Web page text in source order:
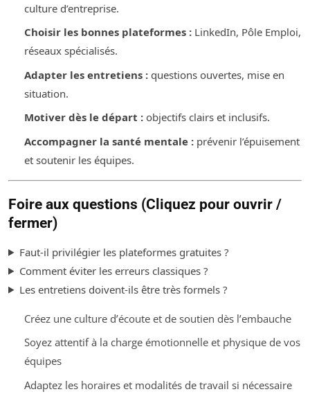
culture d’entreprise.
Choisir les bonnes plateformes :LinkedIn, Pôle Emploi,
réseaux spécialisés.
Adapter les entretiens :questions ouvertes, mise en
situation.
Motiver dès le départ :objectifs clairs et inclusifs.
Accompagner la santé mentale :prévenir l’épuisement
et soutenir les équipes.
Foire aux questions (Cliquez pour ouvrir /
fermer)
Faut-il privilégier les plateformes gratuites ?
Comment éviter les erreurs classiques ?
Les entretiens doivent-ils être très formels ?
Créez une culture d’écoute et de soutien dès l’embauche
Soyez attentif à la charge émotionnelle et physique de vos
équipes
Adaptez les horaires et modalités de travail si nécessaire